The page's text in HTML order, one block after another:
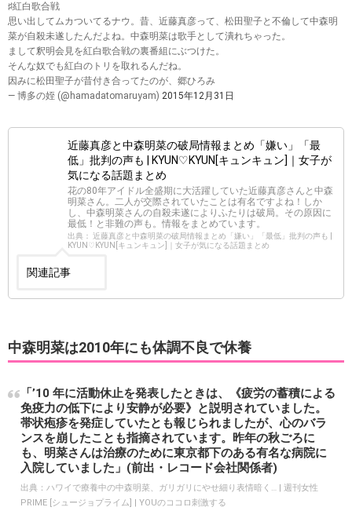
♯紅白歌合戦
思い出してムカついてるナウ。昔、近藤真彦って、松田聖子と不倫して中森明
菜が自殺未遂したんだよね。中森明菜は歌手として潰れちゃった。
まして釈明会見を紅白歌合戦の裏番組にぶつけた。
そんな奴でも紅白のトリを取れるんだね。
因みに松田聖子が昔付き合ってたのが、郷ひろみ
— 博多の姪 (@hamadatomaruyam) 2015年12月31日
近藤真彦と中森明菜の破局情報まとめ「嫌い」「最
低」批判の声も | KYUN♡KYUN[キュンキュン]｜女子が
気になる話題まとめ
花の80年アイドル全盛期に大活躍していた近藤真彦さんと中森
明菜さん。二人が交際されていたことは有名ですよね！しか
し、中森明菜さんの自殺未遂によりふたりは破局。その原因に
最低！と非難の声も。情報をまとめています。
出典： 近藤真彦と中森明菜の破局情報まとめ「嫌い」「最低」批判の声も |
KYUN♡KYUN[キュンキュン]｜女子が気になる話題まとめ
関連記事
中森明菜は2010年にも体調不良で休養
「’10 年に活動休止を発表したときは、《疲労の蓄積による
免疫力の低下により安静が必要》と説明されていました。
帯状疱疹を発症していたとも報じられましたが、心のバラ
ンスを崩したことも指摘されています。昨年の秋ごろに
も、明菜さんは治療のために東京都下のある有名な病院に
入院していました」(前出・レコード会社関係者)
出典： ハワイで療養中の中森明菜、ガリガリにやせ細り表情暗く… | 週刊女性
PRIME [シュージョプライム] | YOUのココロ刺激する